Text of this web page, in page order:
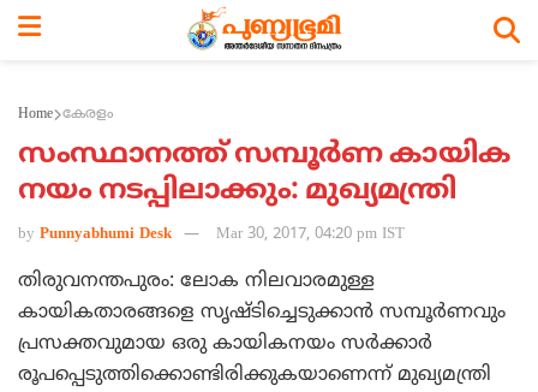
Home കേരളം
സംസ്ഥാനത്ത് സമ്പൂര്‍ണ കായിക
നയം നടപ്പിലാക്കും: മുഖ്യമന്ത്രി
by Punnyabhumi Desk Mar 30, 2017, 04:20 pm IST
തിരുവനന്തപുരം: ലോക നിലവാരമുള്ള
കായികതാരങ്ങളെ സൃഷ്ടിച്ചെടുക്കാന്‍ സമ്പൂര്‍ണവും
പ്രസക്തവുമായ ഒരു കായികനയം സര്‍ക്കാര്‍
രൂപപ്പെടുത്തിക്കൊണ്ടിരിക്കുകയാണെന്ന് മുഖ്യമന്ത്രി